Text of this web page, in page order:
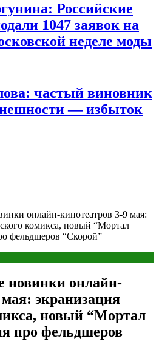
Российские
1047 заявок на
неделе моды
частый виновник
— избыток
онлайн-кинотеатров 3-9 мая:
комикса, новый “Мортал
фельдшеров “Скорой”
новинки онлайн-
экранизация
новый “Мортал
про фельдшеров